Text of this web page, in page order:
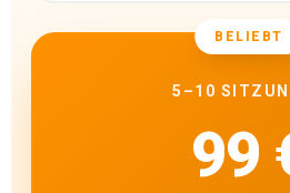
BELIEBT
5–10
99